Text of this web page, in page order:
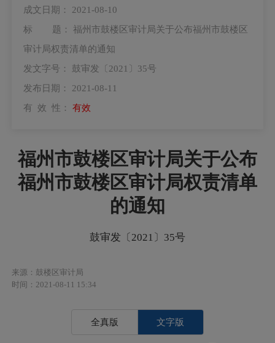
成文日期： 2021-08-10
标 题： 福州市鼓楼区审计局关于公布福州市鼓楼区
审计局权责清单的通知
发文字号： 鼓审发〔2021〕35号
发布日期： 2021-08-11
有 效 性： 有效
福州市鼓楼区审计局关于公布
福州市鼓楼区审计局权责清单
的通知
鼓审发〔2021〕35号
来源：鼓楼区审计局
时间：2021-08-11 15:34
全真版 文字版